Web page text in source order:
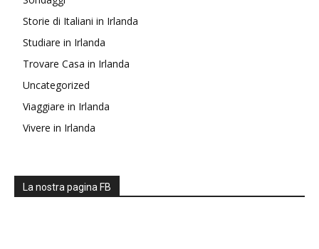
Storie di Italiani in Irlanda
Studiare in Irlanda
Trovare Casa in Irlanda
Uncategorized
Viaggiare in Irlanda
Vivere in Irlanda
La nostra pagina FB